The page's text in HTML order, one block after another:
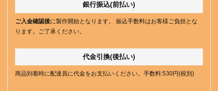
銀行振込(前払い)
ご入金確認後に製作開始となります。 振込手数料はお客様ご負担とな
ります。ご了承ください。
代金引換(後払い)
商品到着時に配達員に代金をお支払いください。手数料:530円(税別)